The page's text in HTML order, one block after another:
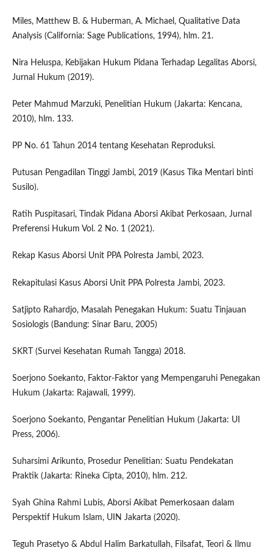
Miles, Matthew B. & Huberman, A. Michael, Qualitative Data
Analysis (California: Sage Publications, 1994), hlm. 21.
Nira Heluspa, Kebijakan Hukum Pidana Terhadap Legalitas Aborsi,
Jurnal Hukum (2019).
Peter Mahmud Marzuki, Penelitian Hukum (Jakarta: Kencana,
2010), hlm. 133.
PP No. 61 Tahun 2014 tentang Kesehatan Reproduksi.
Putusan Pengadilan Tinggi Jambi, 2019 (Kasus Tika Mentari binti
Susilo).
Ratih Puspitasari, Tindak Pidana Aborsi Akibat Perkosaan, Jurnal
Preferensi Hukum Vol. 2 No. 1 (2021).
Rekap Kasus Aborsi Unit PPA Polresta Jambi, 2023.
Rekapitulasi Kasus Aborsi Unit PPA Polresta Jambi, 2023.
Satjipto Rahardjo, Masalah Penegakan Hukum: Suatu Tinjauan
Sosiologis (Bandung: Sinar Baru, 2005)
SKRT (Survei Kesehatan Rumah Tangga) 2018.
Soerjono Soekanto, Faktor-Faktor yang Mempengaruhi Penegakan
Hukum (Jakarta: Rajawali, 1999).
Soerjono Soekanto, Pengantar Penelitian Hukum (Jakarta: UI
Press, 2006).
Suharsimi Arikunto, Prosedur Penelitian: Suatu Pendekatan
Praktik (Jakarta: Rineka Cipta, 2010), hlm. 212.
Syah Ghina Rahmi Lubis, Aborsi Akibat Pemerkosaan dalam
Perspektif Hukum Islam, UIN Jakarta (2020).
Teguh Prasetyo & Abdul Halim Barkatullah, Filsafat, Teori & Ilmu